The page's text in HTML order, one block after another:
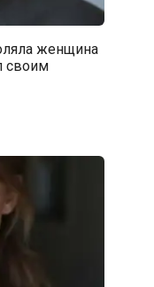
женщина
своим